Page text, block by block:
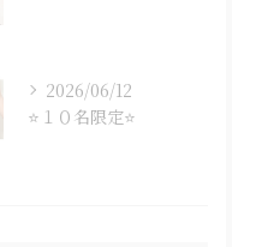
2026/06/12
⭐１０名限定⭐